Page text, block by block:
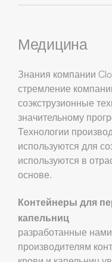
Медицина
Знания компании
стремление
соэкструзионные
значительному
Технологии
используются для
используются в
основе.
Контейнеры для
капельниц
разработанные
производителям